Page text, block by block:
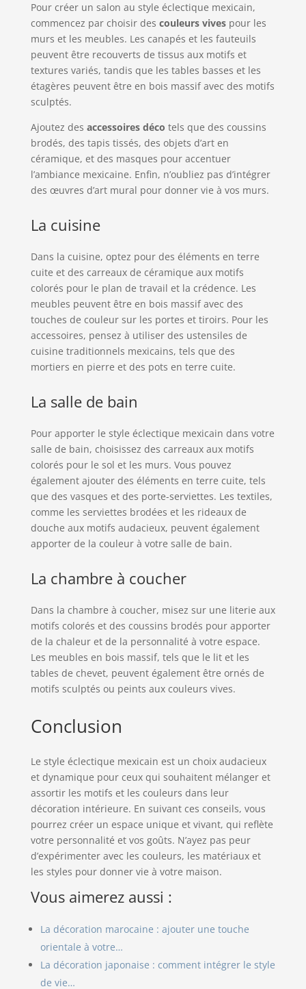
Pour créer un salon au style éclectique mexicain,
commencez par choisir des couleurs vivespour les
murs et les meubles. Les canapés et les fauteuils
peuvent être recouverts de tissus aux motifs et
textures variés, tandis que les tables basses et les
étagères peuvent être en bois massif avec des motifs
sculptés.
Ajoutez des accessoires déco tels que des coussins
brodés, des tapis tissés, des objets d’art en
céramique, et des masques pour accentuer
l’ambiance mexicaine. Enfin, n’oubliez pas d’intégrer
des œuvres d’art mural pour donner vie à vos murs.
La cuisine
Dans la cuisine, optez pour des éléments en terre
cuite et des carreaux de céramique aux motifs
colorés pour le plan de travail et la crédence. Les
meubles peuvent être en bois massif avec des
touches de couleur sur les portes et tiroirs. Pour les
accessoires, pensez à utiliser des ustensiles de
cuisine traditionnels mexicains, tels que des
mortiers en pierre et des pots en terre cuite.
La salle de bain
Pour apporter le style éclectique mexicain dans votre
salle de bain, choisissez des carreaux aux motifs
colorés pour le sol et les murs. Vous pouvez
également ajouter des éléments en terre cuite, tels
que des vasques et des porte-serviettes. Les textiles,
comme les serviettes brodées et les rideaux de
douche aux motifs audacieux, peuvent également
apporter de la couleur à votre salle de bain.
La chambre à coucher
Dans la chambre à coucher, misez sur une literie aux
motifs colorés et des coussins brodés pour apporter
de la chaleur et de la personnalité à votre espace.
Les meubles en bois massif, tels que le lit et les
tables de chevet, peuvent également être ornés de
motifs sculptés ou peints aux couleurs vives.
Conclusion
Le style éclectique mexicain est un choix audacieux
et dynamique pour ceux qui souhaitent mélanger et
assortir les motifs et les couleurs dans leur
décoration intérieure. En suivant ces conseils, vous
pourrez créer un espace unique et vivant, qui reflète
votre personnalité et vos goûts. N’ayez pas peur
d’expérimenter avec les couleurs, les matériaux et
les styles pour donner vie à votre maison.
Vous aimerez aussi :
La décoration marocaine : ajouter une touche
orientale à votre…
La décoration japonaise : comment intégrer le style
de vie…